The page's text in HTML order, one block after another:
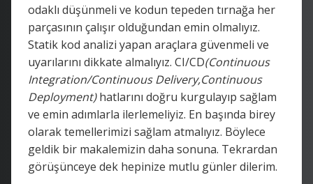
odaklı düşünmeli ve kodun tepeden tırnağa her
parçasının çalışır olduğundan emin olmalıyız.
Statik kod analizi yapan araçlara güvenmeli ve
uyarılarını dikkate almalıyız. CI/CD(Continuous
Integration/Continuous Delivery,Continuous
Deployment)hatlarını doğru kurgulayıp sağlam
ve emin adımlarla ilerlemeliyiz. En başında birey
olarak temellerimizi sağlam atmalıyız. Böylece
geldik bir makalemizin daha sonuna. Tekrardan
görüşünceye dek hepinize mutlu günler dilerim.